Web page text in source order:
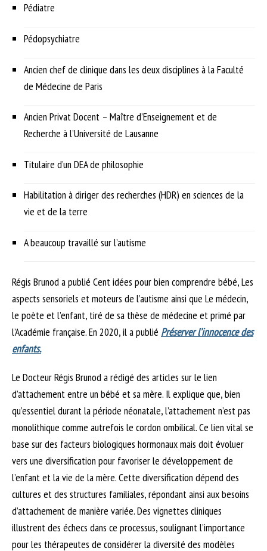
Pédiatre
Pédopsychiatre
Ancien chef de clinique dans les deux disciplines à la Faculté
de Médecine de Paris
Ancien Privat Docent – Maître d’Enseignement et de
Recherche à l’Université de Lausanne
Titulaire d’un DEA de philosophie
Habilitation à diriger des recherches (HDR) en sciences de la
vie et de la terre
A beaucoup travaillé sur l’autisme
Régis Brunod a publié Cent idées pour bien comprendre bébé, Les
aspects sensoriels et moteurs de l’autisme ainsi que Le médecin,
le poète et l’enfant, tiré de sa thèse de médecine et primé par
l’Académie française. En 2020, il a publié Préserver l’innocence des
enfants.
Le Docteur Régis Brunod a rédigé des articles sur le lien
d’attachement entre un bébé et sa mère. Il explique que, bien
qu’essentiel durant la période néonatale, l’attachement n’est pas
monolithique comme autrefois le cordon ombilical. Ce lien vital se
base sur des facteurs biologiques hormonaux mais doit évoluer
vers une diversification pour favoriser le développement de
l’enfant et la vie de la mère. Cette diversification dépend des
cultures et des structures familiales, répondant ainsi aux besoins
d’attachement de manière variée. Des vignettes cliniques
illustrent des échecs dans ce processus, soulignant l’importance
pour les thérapeutes de considérer la diversité des modèles